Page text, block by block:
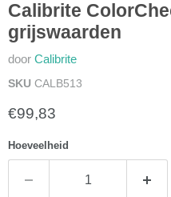
Calibrite
grijswaarden
door Calibrite
SKU CALB513
Huidige prijs
€99,83
Hoeveelheid